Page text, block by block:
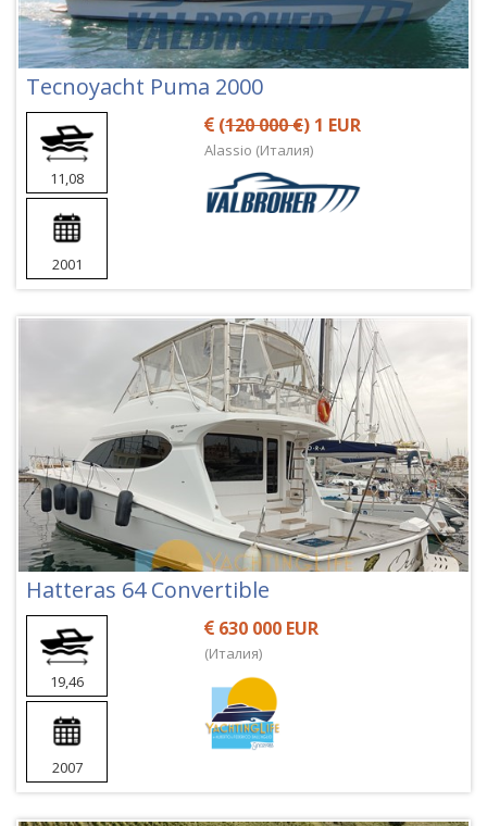
Tecnoyacht Puma 2000
11,08
2001
(120 000 €) 1 EUR
Alassio (Италия)
Hatteras 64 Convertible
19,46
2007
630 000 EUR
(Италия)